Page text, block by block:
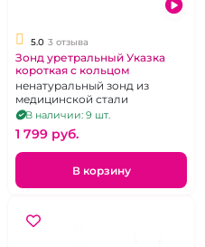
5.0 3 отзыва
Зонд уретральный Указка
короткая с кольцом
ненатуральный зонд из
медицинской стали
В наличии: 9 шт.
1 799 pуб.
В корзину